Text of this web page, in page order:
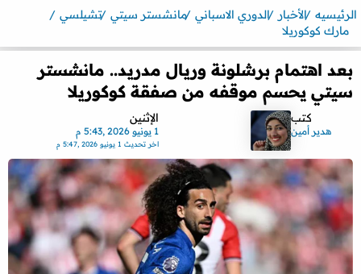
الرئيسيه الأخبار الدوري الاسباني مانشستر سيتي تشيلسي
مارك كوكوريلا
بعد اهتمام برشلونة وريال مدريد.. مانشستر
سيتي يحسم موقفه من صفقة كوكوريلا
كتب
هدير أمين
الإثنين
1 يونيو 2026 ,5:43 م
اخر تحديث 1 يونيو 2026 ,5:47 م